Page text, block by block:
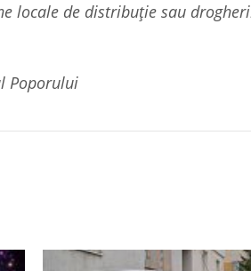
locale de distribuție sau
Poporului